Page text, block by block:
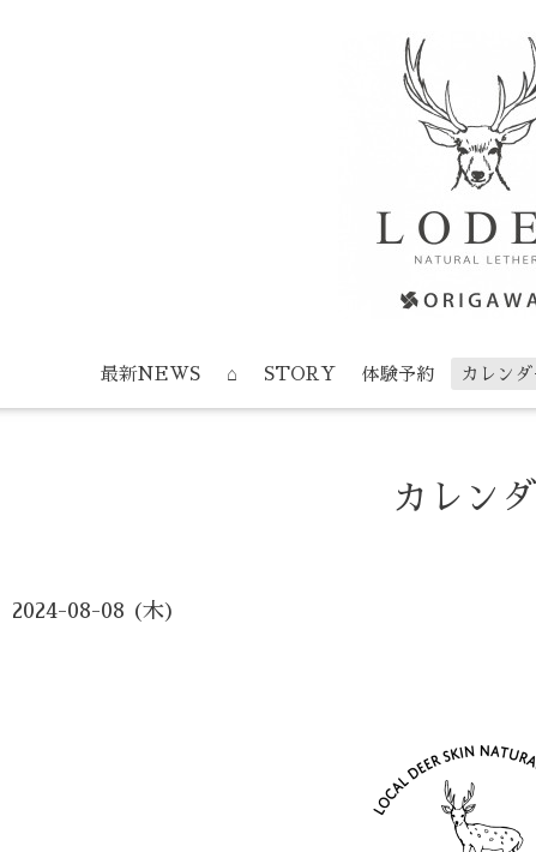
最新NEWS ⌂ STORY 体験予約 カレンダ
カレン
2024-08-08 (木)